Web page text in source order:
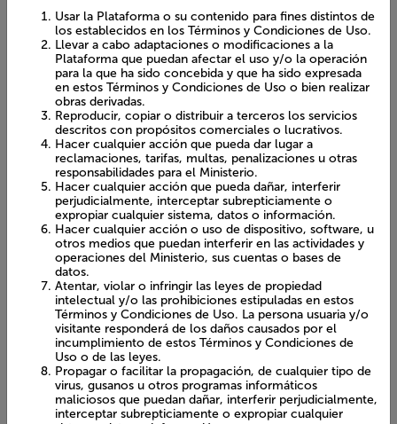
La persona usuaria y/o visitante deberán utilizar la Plataforma
de acuerdo con la ley y estos Términos y Condiciones de Uso,
por ende, no podrán, entre otras cosas:
Usar la Plataforma o su contenido para fines distintos de
los establecidos en los Términos y Condiciones de Uso.
Llevar a cabo adaptaciones o modificaciones a la
Plataforma que puedan afectar el uso y/o la operación
para la que ha sido concebida y que ha sido expresada
en estos Términos y Condiciones de Uso o bien realizar
obras derivadas.
Reproducir, copiar o distribuir a terceros los servicios
descritos con propósitos comerciales o lucrativos.
Hacer cualquier acción que pueda dar lugar a
reclamaciones, tarifas, multas, penalizaciones u otras
responsabilidades para el Ministerio.
Hacer cualquier acción que pueda dañar, interferir
perjudicialmente, interceptar subrepticiamente o
expropiar cualquier sistema, datos o información.
Hacer cualquier acción o uso de dispositivo, software, u
otros medios que puedan interferir en las actividades y
operaciones del Ministerio, sus cuentas o bases de datos.
Atentar, violar o infringir las leyes de propiedad
intelectual y/o las prohibiciones estipuladas en estos
Términos y Condiciones de Uso. La persona usuaria y/o
visitante responderá de los daños causados por el